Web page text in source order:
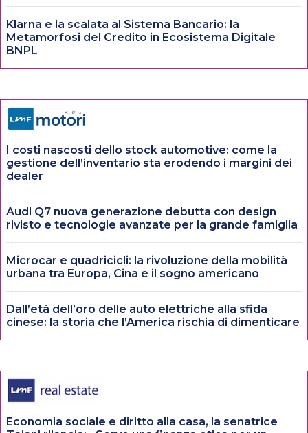
Klarna e la scalata al Sistema Bancario: la
Metamorfosi del Credito in Ecosistema Digitale
BNPL
I costi nascosti dello stock automotive: come la
gestione dell’inventario sta erodendo i margini dei
dealer
Audi Q7 nuova generazione debutta con design
rivisto e tecnologie avanzate per la grande famiglia
Microcar e quadricicli: la rivoluzione della mobilità
urbana tra Europa, Cina e il sogno americano
Dall’età dell’oro delle auto elettriche alla sfida
cinese: la storia che l’America rischia di dimenticare
Economia sociale e diritto alla casa, la senatrice